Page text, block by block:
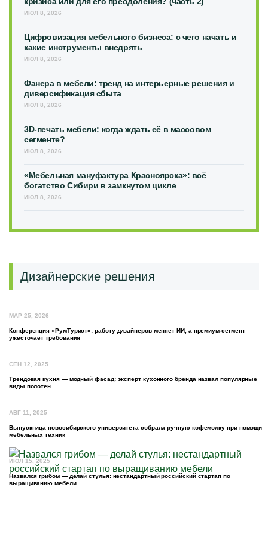
ИЮЛ 8, 2026
Цифровизация мебельного бизнеса: с чего начать и
какие инструменты внедрять
ИЮЛ 8, 2026
Фанера в мебели: тренд на интерьерные решения и
диверсификация сбыта
ИЮЛ 8, 2026
3D-печать мебели: когда ждать её в массовом
сегменте?
ИЮЛ 8, 2026
«Мебельная мануфактура Красноярска»: всё
богатство Сибири в замкнутом цикле
ИЮЛ 8, 2026
Дизайнерские решения
МАР 25, 2026
Конференция «РумТурист»: работу дизайнеров меняет ИИ, а премиум-сегмент
ужесточает требования
СЕН 12, 2025
Трендовая кухня — модный фасад: эксперт кухонного бренда назвал популярные
виды полотен
АВГ 11, 2025
Выпускница новосибирского университета собрала ручную кофемолку при помощи
мебельных техник
ИЮЛ 15, 2025
Назвался грибом — делай стулья: нестандартный российский стартап по
выращиванию мебели